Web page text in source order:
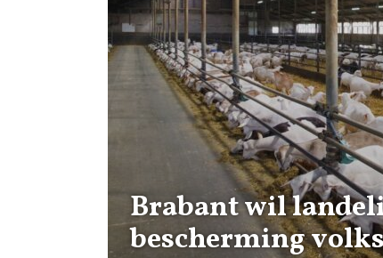
Brabant wil
bescherming